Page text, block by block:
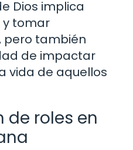
Dios implica
tomar
pero también
de impactar
vida de aquellos
de roles en